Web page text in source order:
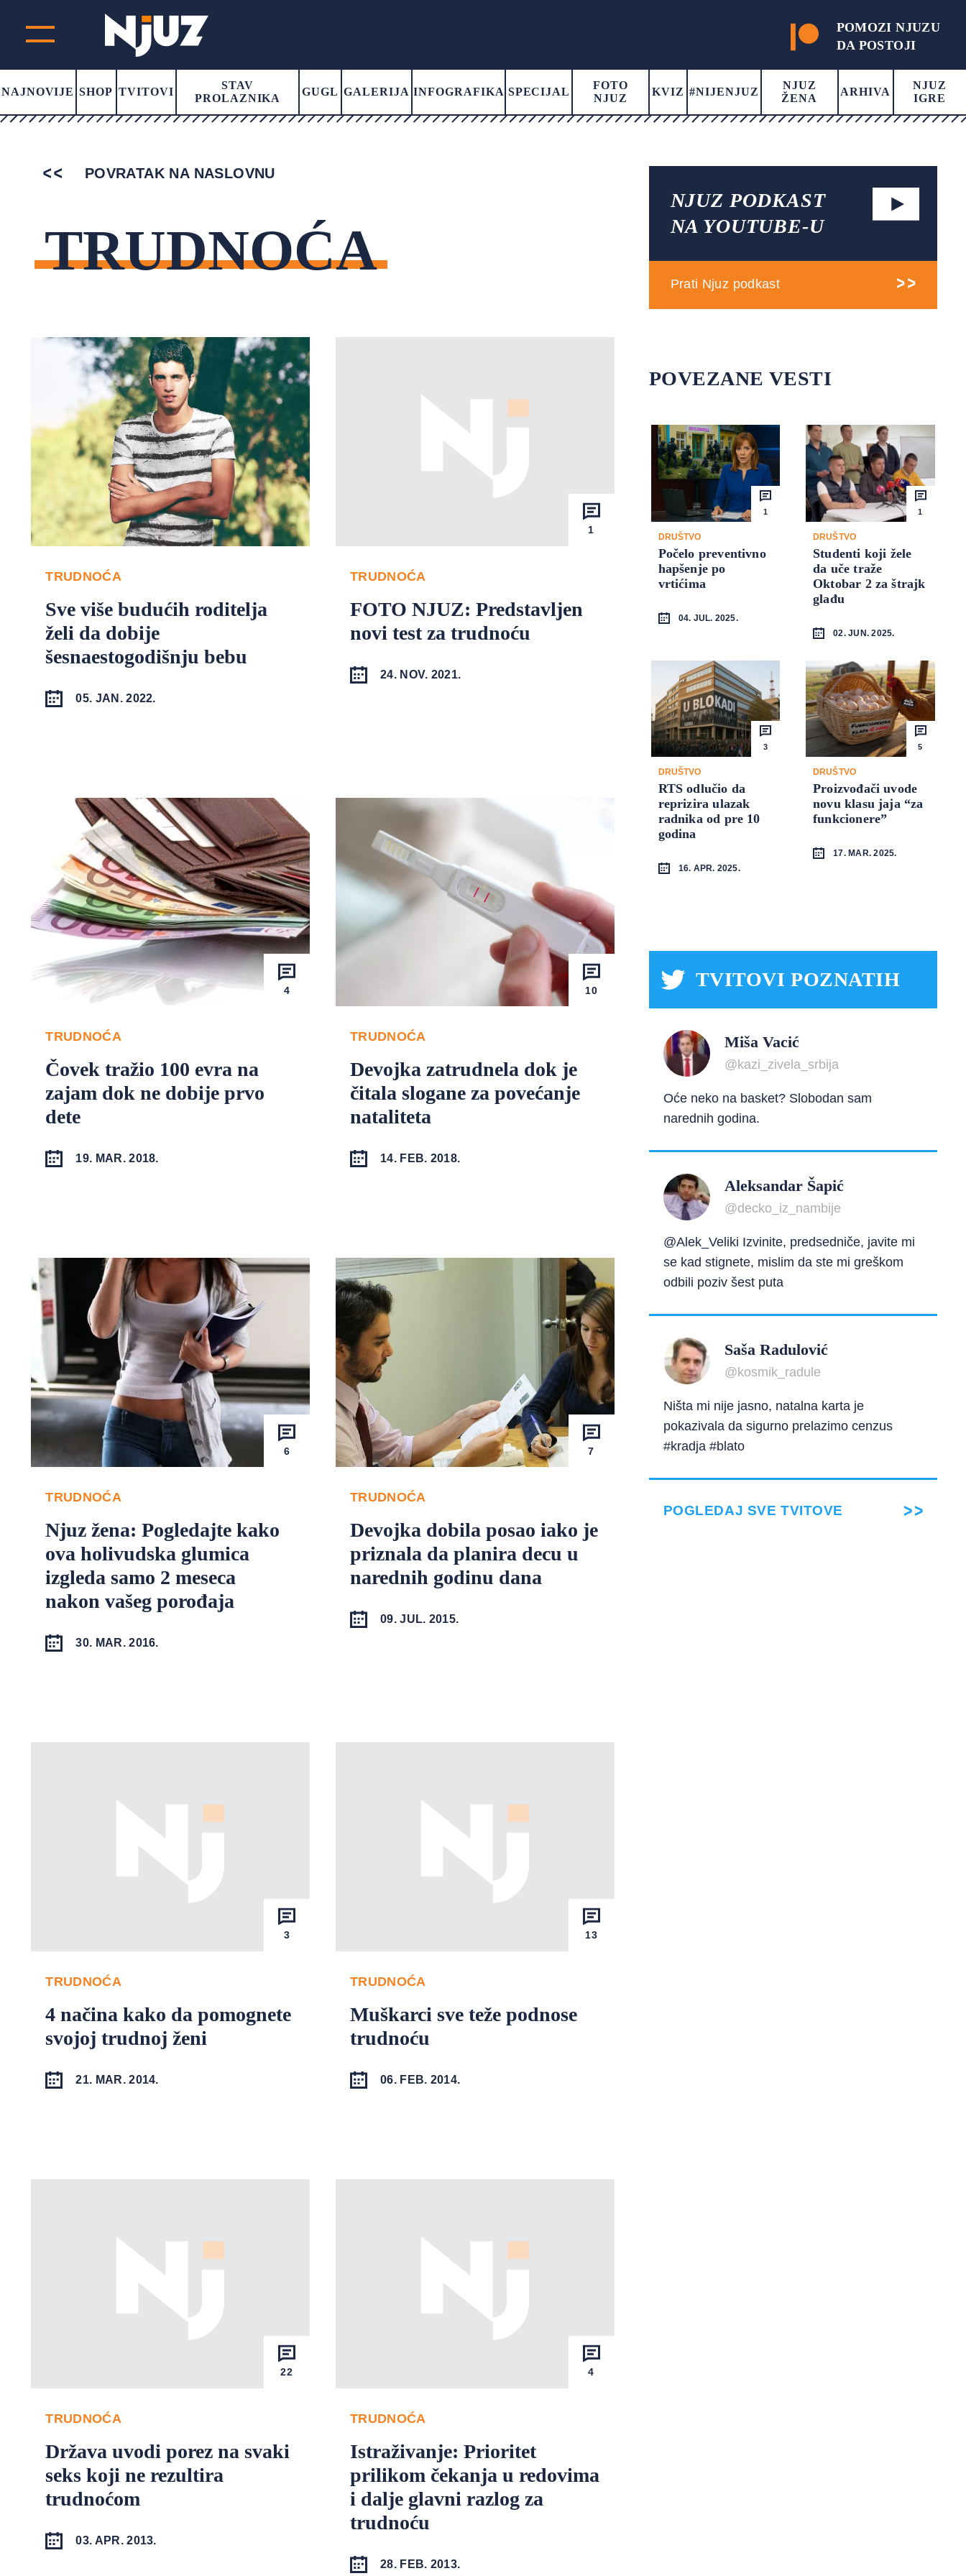
POMOZI NJUZU
DA POSTOJI
NAJNOVIJE SHOP TVITOVI
STAV
PROLAZNIKA
GUGL GALERIJA INFOGRAFIKA SPECIJAL
FOTO
NJUZ
KVIZ #NIJENJUZ
NJUZ
ŽENA
ARHIVA
NJUZ
IGRE
POVRATAK NA NASLOVNU
TRUDNOĆA
TRUDNOĆA
Sve više budućih roditelja
želi da dobije
šesnaestogodišnju bebu
05. JAN. 2022.
1
TRUDNOĆA
FOTO NJUZ: Predstavljen
novi test za trudnoću
24. NOV. 2021.
4
TRUDNOĆA
Čovek tražio 100 evra na
zajam dok ne dobije prvo
dete
19. MAR. 2018.
10
TRUDNOĆA
Devojka zatrudnela dok je
čitala slogane za povećanje
nataliteta
14. FEB. 2018.
6
TRUDNOĆA
Njuz žena: Pogledajte kako
ova holivudska glumica
izgleda samo 2 meseca
nakon vašeg porođaja
30. MAR. 2016.
7
TRUDNOĆA
Devojka dobila posao iako je
priznala da planira decu u
narednih godinu dana
09. JUL. 2015.
3
TRUDNOĆA
4 načina kako da pomognete
svojoj trudnoj ženi
21. MAR. 2014.
13
TRUDNOĆA
Muškarci sve teže podnose
trudnoću
06. FEB. 2014.
22
TRUDNOĆA
Država uvodi porez na svaki
seks koji ne rezultira
trudnoćom
03. APR. 2013.
4
TRUDNOĆA
Istraživanje: Prioritet
prilikom čekanja u redovima
i dalje glavni razlog za
trudnoću
28. FEB. 2013.
NJUZ PODKAST
NA YOUTUBE-U
Prati Njuz podkast
POVEZANE VESTI
1
DRUŠTVO
Počelo preventivno
hapšenje po
vrtićima
04. JUL. 2025.
1
DRUŠTVO
Studenti koji žele
da uče traže
Oktobar 2 za štrajk
glađu
02. JUN. 2025.
3
DRUŠTVO
RTS odlučio da
reprizira ulazak
radnika od pre 10
godina
16. APR. 2025.
5
DRUŠTVO
Proizvođači uvode
novu klasu jaja “za
funkcionere”
17. MAR. 2025.
TVITOVI POZNATIH
Miša Vacić
@kazi_zivela_srbija
Oće neko na basket? Slobodan sam
narednih godina.
Aleksandar Šapić
@decko_iz_nambije
@Alek_Veliki Izvinite, predsedniče, javite mi
se kad stignete, mislim da ste mi greškom
odbili poziv šest puta
Saša Radulović
@kosmik_radule
Ništa mi nije jasno, natalna karta je
pokazivala da sigurno prelazimo cenzus
#kradja #blato
POGLEDAJ SVE TVITOVE